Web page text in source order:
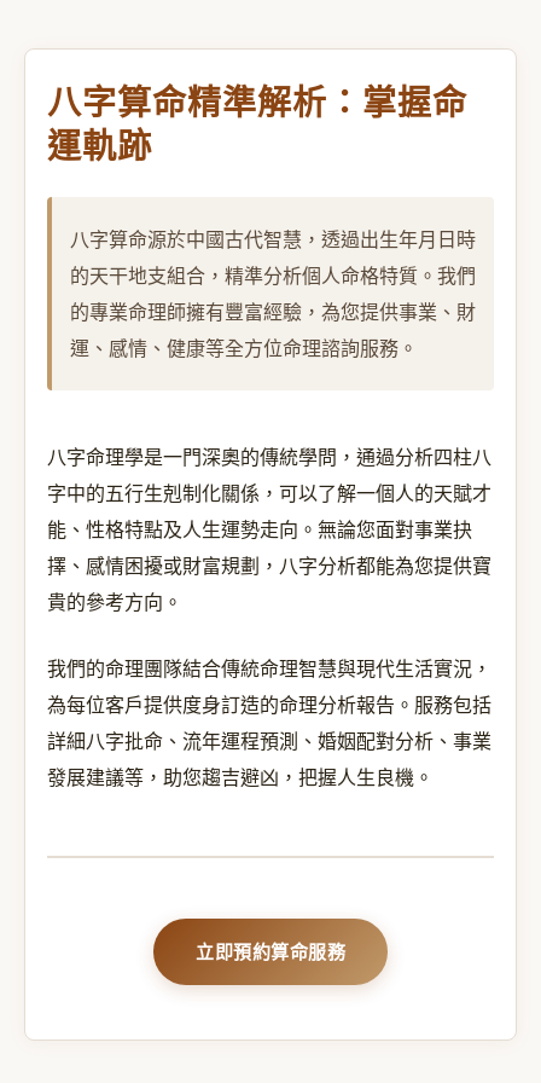
八字算命精準解析：掌握命
運軌跡
八字算命源於中國古代智慧，透過出生年月日時
的天干地支組合，精準分析個人命格特質。我們
的專業命理師擁有豐富經驗，為您提供事業、財
運、感情、健康等全方位命理諮詢服務。
八字命理學是一門深奧的傳統學問，通過分析四柱八
字中的五行生剋制化關係，可以了解一個人的天賦才
能、性格特點及人生運勢走向。無論您面對事業抉
擇、感情困擾或財富規劃，八字分析都能為您提供寶
貴的參考方向。
我們的命理團隊結合傳統命理智慧與現代生活實況，
為每位客戶提供度身訂造的命理分析報告。服務包括
詳細八字批命、流年運程預測、婚姻配對分析、事業
發展建議等，助您趨吉避凶，把握人生良機。
立即預約算命服務